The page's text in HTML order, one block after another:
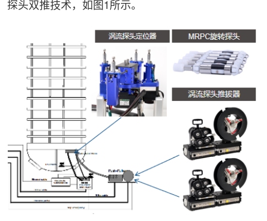
探头双推技术，如图1所示。